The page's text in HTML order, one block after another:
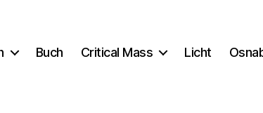
Buch Critical Mass Licht